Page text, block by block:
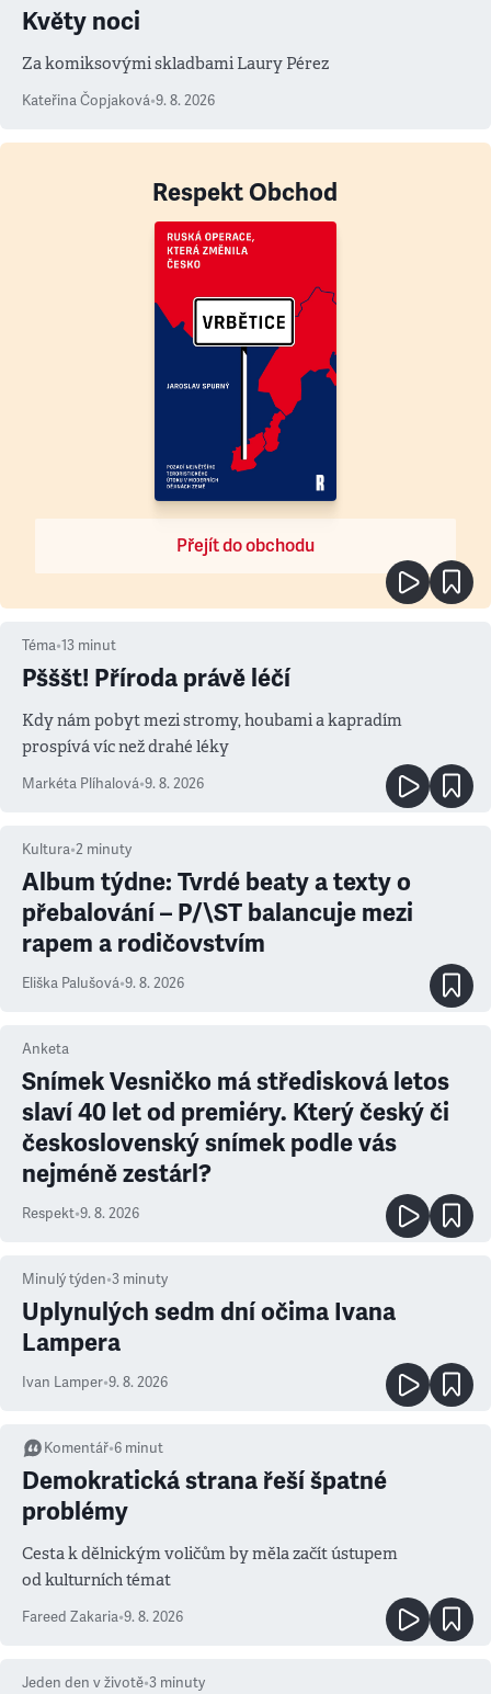
Květy noci
Za komiksovými skladbami Laury Pérez
Kateřina Čopjaková•9. 8. 2026
Respekt Obchod
Přejít do obchodu
Téma•13 minut
Pšššt! Příroda právě léčí
Kdy nám pobyt mezi stromy, houbami a kapradím
prospívá víc než drahé léky
Markéta Plíhalová•9. 8. 2026
Kultura•2 minuty
Album týdne: Tvrdé beaty a texty o
přebalování – P/\ST balancuje mezi
rapem a rodičovstvím
Eliška Palušová•9. 8. 2026
Anketa
Snímek Vesničko má středisková letos
slaví 40 let od premiéry. Který český či
československý snímek podle vás
nejméně zestárl?
Respekt•9. 8. 2026
Minulý týden•3 minuty
Uplynulých sedm dní očima Ivana
Lampera
Ivan Lamper•9. 8. 2026
Komentář•6 minut
Demokratická strana řeší špatné
problémy
Cesta k dělnickým voličům by měla začít ústupem
od kulturních témat
Fareed Zakaria•9. 8. 2026
Jeden den v životě•3 minuty